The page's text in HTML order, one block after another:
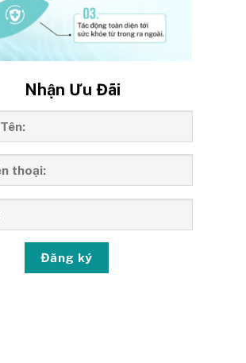
Nhận Ưu Đãi
Đăng ký